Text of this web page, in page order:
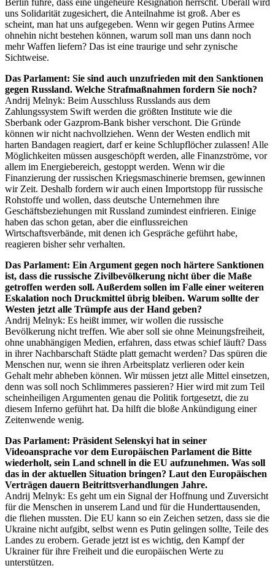
uns Solidarität zugesichert, die Anteilnahme ist groß. Aber es
scheint, man hat uns aufgegeben. Wenn wir gegen Putins Armee
ohnehin nicht bestehen können, warum soll man uns dann noch
mehr Waffen liefern? Das ist eine traurige und sehr zynische
Sichtweise.
Das Parlament: Sie sind auch unzufrieden mit den Sanktionen
gegen Russland. Welche Strafmaßnahmen fordern Sie noch?
Andrij Melnyk: Beim Ausschluss Russlands aus dem
Zahlungssystem Swift werden die größten Institute wie die
Sberbank oder Gazprom-Bank bisher verschont. Die Gründe
können wir nicht nachvollziehen. Wenn der Westen endlich mit
harten Bandagen reagiert, darf er keine Schlupflöcher zulassen! Alle
Möglichkeiten müssen ausgeschöpft werden, alle Finanzströme, vor
allem im Energiebereich, gestoppt werden. Wenn wir die
Finanzierung der russischen Kriegsmaschinerie bremsen, gewinnen
wir Zeit. Deshalb fordern wir auch einen Importstopp für russische
Rohstoffe und wollen, dass deutsche Unternehmen ihre
Geschäftsbeziehungen mit Russland zumindest einfrieren. Einige
haben das schon getan, aber die einflussreichen
Wirtschaftsverbände, mit denen ich Gespräche geführt habe,
reagieren bisher sehr verhalten.
Das Parlament: Ein Argument gegen noch härtere Sanktionen
ist, dass die russische Zivilbevölkerung nicht über die Maße
getroffen werden soll. Außerdem sollen im Falle einer weiteren
Eskalation noch Druckmittel übrig bleiben. Warum sollte der
Westen jetzt alle Trümpfe aus der Hand geben?
Andrij Melnyk: Es heißt immer, wir wollen die russische
Bevölkerung nicht treffen. Wie aber soll sie ohne Meinungsfreiheit,
ohne unabhängigen Medien, erfahren, dass etwas schief läuft? Dass
in ihrer Nachbarschaft Städte platt gemacht werden? Das spüren die
Menschen nur, wenn sie ihren Arbeitsplatz verlieren oder kein
Gehalt mehr abheben können. Wir müssen jetzt alle Mittel einsetzen,
denn was soll noch Schlimmeres passieren? Hier wird mit zum Teil
scheinheiligen Argumenten genau die Politik fortgesetzt, die zu
diesem Inferno geführt hat. Da hilft die bloße Ankündigung einer
Zeitenwende wenig.
Das Parlament: Präsident Selenskyi hat in seiner
Videoansprache vor dem Europäischen Parlament die Bitte
wiederholt, sein Land schnell in die EU aufzunehmen. Was soll
das in der aktuellen Situation bringen? Laut den Europäischen
Verträgen dauern Beitrittsverhandlungen Jahre.
Andrij Melnyk: Es geht um ein Signal der Hoffnung und Zuversicht
für die Menschen in unserem Land und für die Hunderttausenden,
die fliehen mussten. Die EU kann so ein Zeichen setzen, dass sie die
Ukraine nicht aufgibt, selbst wenn es Putin gelingen sollte, Teile des
Landes zu erobern. Gerade jetzt ist es wichtig, den Kampf der
Ukrainer für ihre Freiheit und die europäischen Werte zu
unterstützen.